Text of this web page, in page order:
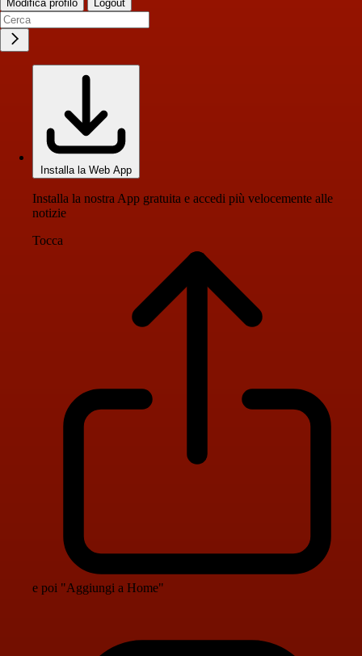
Modifica profilo Logout
Installa la Web App
Installa la nostra App gratuita e accedi più velocemente alle
notizie
Tocca
e poi "Aggiungi a Home"